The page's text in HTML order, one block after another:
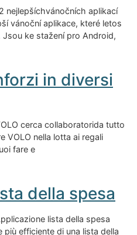
nejlepšíchvánočních aplikací
vánoční aplikace, které letos
ke stažení pro Android,
in diversi
cerca collaboratorida tutto
VOLO nella lotta ai regali
fare e
della spesa
lista della spesa
più efficiente di una lista della